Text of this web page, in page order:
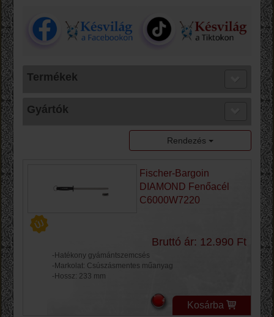
Termékek
Gyártók
Rendezés
Fischer-Bargoin
DIAMOND Fenőacél
C6000W7220
Bruttó ár: 12.990 Ft
-Hatékony gyámántszemcsés
-Markolat: Csúszásmentes műanyag
-Hossz: 233 mm
Kosárba